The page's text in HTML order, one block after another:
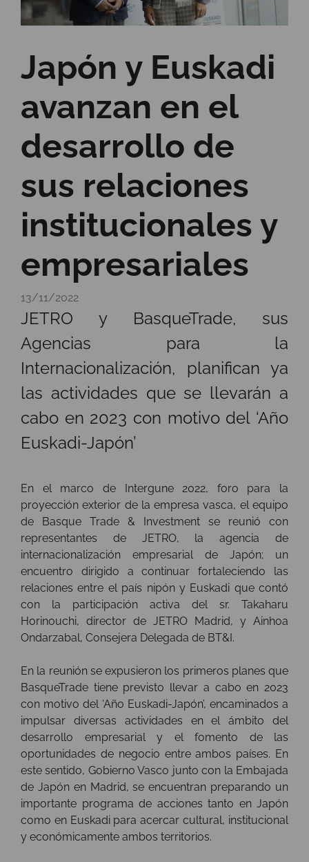
Japón y Euskadi
avanzan en el
desarrollo de
sus relaciones
institucionales y
empresariales
13/11/2022
JETRO y BasqueTrade, sus
Agencias para la
Internacionalización, planifican ya
las actividades que se llevarán a
cabo en 2023 con motivo del ‘Año
Euskadi-Japón’
En el marco de Intergune 2022, foro para la
proyección exterior de la empresa vasca, el equipo
de Basque Trade & Investment se reunió con
representantes de JETRO, la agencia de
internacionalización empresarial de Japón; un
encuentro dirigido a continuar fortaleciendo las
relaciones entre el país nipón y Euskadi que contó
con la participación activa del sr. Takaharu
Horinouchi, director de JETRO Madrid, y Ainhoa
Ondarzabal, Consejera Delegada de BT&I.
En la reunión se expusieron los primeros planes que
BasqueTrade tiene previsto llevar a cabo en 2023
con motivo del ‘Año Euskadi-Japón’, encaminados a
impulsar diversas actividades en el ámbito del
desarrollo empresarial y el fomento de las
oportunidades de negocio entre ambos países. En
este sentido, Gobierno Vasco junto con la Embajada
de Japón en Madrid, se encuentran preparando un
importante programa de acciones tanto en Japón
como en Euskadi para acercar cultural, institucional
y económicamente ambos territorios.